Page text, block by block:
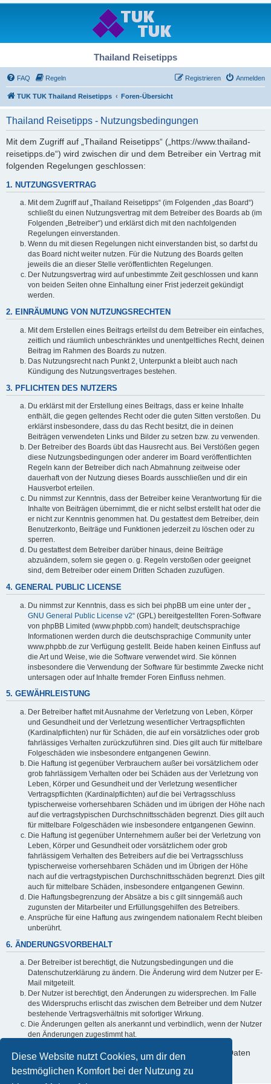
Diese Website nutzt Cookies, um dir den
bestmöglichen Komfort bei der Nutzung zu
Thailand Reisetipps
FAQ Regeln Anmelden
Registrieren
TUK TUK Thailand Reisetipps Foren-Übersicht
Thailand Reisetipps - Nutzungsbedingungen
Mit dem Zugriff auf „Thailand Reisetipps“ („https://www.thailand-
reisetipps.de“) wird zwischen dir und dem Betreiber ein Vertrag mit
folgenden Regelungen geschlossen:
1. NUTZUNGSVERTRAG
Mit dem Zugriff auf „Thailand Reisetipps“ (im Folgenden „das Board“)
schließt du einen Nutzungsvertrag mit dem Betreiber des Boards ab (im
Folgenden „Betreiber“) und erklärst dich mit den nachfolgenden
Regelungen einverstanden.
Wenn du mit diesen Regelungen nicht einverstanden bist, so darfst du
das Board nicht weiter nutzen. Für die Nutzung des Boards gelten
jeweils die an dieser Stelle veröffentlichten Regelungen.
Der Nutzungsvertrag wird auf unbestimmte Zeit geschlossen und kann
von beiden Seiten ohne Einhaltung einer Frist jederzeit gekündigt
werden.
2. EINRÄUMUNG VON NUTZUNGSRECHTEN
Mit dem Erstellen eines Beitrags erteilst du dem Betreiber ein einfaches,
zeitlich und räumlich unbeschränktes und unentgeltliches Recht, deinen
Beitrag im Rahmen des Boards zu nutzen.
Das Nutzungsrecht nach Punkt 2, Unterpunkt a bleibt auch nach
Kündigung des Nutzungsvertrages bestehen.
3. PFLICHTEN DES NUTZERS
Du erklärst mit der Erstellung eines Beitrags, dass er keine Inhalte
enthält, die gegen geltendes Recht oder die guten Sitten verstoßen. Du
erklärst insbesondere, dass du das Recht besitzt, die in deinen
Beiträgen verwendeten Links und Bilder zu setzen bzw. zu verwenden.
Der Betreiber des Boards übt das Hausrecht aus. Bei Verstößen gegen
diese Nutzungsbedingungen oder anderer im Board veröffentlichten
Regeln kann der Betreiber dich nach Abmahnung zeitweise oder
dauerhaft von der Nutzung dieses Boards ausschließen und dir ein
Hausverbot erteilen.
Du nimmst zur Kenntnis, dass der Betreiber keine Verantwortung für die
Inhalte von Beiträgen übernimmt, die er nicht selbst erstellt hat oder die
er nicht zur Kenntnis genommen hat. Du gestattest dem Betreiber, dein
Benutzerkonto, Beiträge und Funktionen jederzeit zu löschen oder zu
sperren.
Du gestattest dem Betreiber darüber hinaus, deine Beiträge
abzuändern, sofern sie gegen o. g. Regeln verstoßen oder geeignet
sind, dem Betreiber oder einem Dritten Schaden zuzufügen.
4. GENERAL PUBLIC LICENSE
Du nimmst zur Kenntnis, dass es sich bei phpBB um eine unter der „
GNU General Public License v2“ (GPL) bereitgestellten Foren-Software
von phpBB Limited (www.phpbb.com) handelt; deutschsprachige
Informationen werden durch die deutschsprachige Community unter
www.phpbb.de zur Verfügung gestellt. Beide haben keinen Einfluss auf
die Art und Weise, wie die Software verwendet wird. Sie können
insbesondere die Verwendung der Software für bestimmte Zwecke nicht
untersagen oder auf Inhalte fremder Foren Einfluss nehmen.
5. GEWÄHRLEISTUNG
Der Betreiber haftet mit Ausnahme der Verletzung von Leben, Körper
und Gesundheit und der Verletzung wesentlicher Vertragspflichten
(Kardinalpflichten) nur für Schäden, die auf ein vorsätzliches oder grob
fahrlässiges Verhalten zurückzuführen sind. Dies gilt auch für mittelbare
Folgeschäden wie insbesondere entgangenen Gewinn.
Die Haftung ist gegenüber Verbrauchern außer bei vorsätzlichem oder
grob fahrlässigem Verhalten oder bei Schäden aus der Verletzung von
Leben, Körper und Gesundheit und der Verletzung wesentlicher
Vertragspflichten (Kardinalpflichten) auf die bei Vertragsschluss
typischerweise vorhersehbaren Schäden und im übrigen der Höhe nach
auf die vertragstypischen Durchschnittsschäden begrenzt. Dies gilt auch
für mittelbare Folgeschäden wie insbesondere entgangenen Gewinn.
Die Haftung ist gegenüber Unternehmern außer bei der Verletzung von
Leben, Körper und Gesundheit oder vorsätzlichem oder grob
fahrlässigem Verhalten des Betreibers auf die bei Vertragsschluss
typischerweise vorhersehbaren Schäden und im Übrigen der Höhe
nach auf die vertragstypischen Durchschnittsschäden begrenzt. Dies gilt
auch für mittelbare Schäden, insbesondere entgangenen Gewinn.
Die Haftungsbegrenzung der Absätze a bis c gilt sinngemäß auch
zugunsten der Mitarbeiter und Erfüllungsgehilfen des Betreibers.
Ansprüche für eine Haftung aus zwingendem nationalem Recht bleiben
unberührt.
6. ÄNDERUNGSVORBEHALT
Der Betreiber ist berechtigt, die Nutzungsbedingungen und die
Datenschutzerklärung zu ändern. Die Änderung wird dem Nutzer per E-
Mail mitgeteilt.
Der Nutzer ist berechtigt, den Änderungen zu widersprechen. Im Falle
des Widerspruchs erlischt das zwischen dem Betreiber und dem Nutzer
bestehende Vertragsverhältnis mit sofortiger Wirkung.
Die Änderungen gelten als anerkannt und verbindlich, wenn der Nutzer
den Änderungen zugestimmt hat.
Informationen über den Umgang mit deinen persönlichen Daten
sind in der Datenschutzerklärung enthalten.